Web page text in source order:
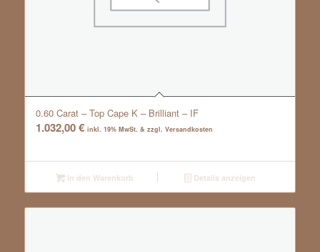
0.60 Carat – Top Cape K – Brilliant – IF
1.032,00€ inkl. 19% MwSt. & zzgl. Versandkosten
In den Warenkorb Details anzeigen